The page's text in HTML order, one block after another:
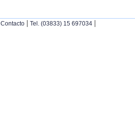
Contacto | Tel. (03833) 15 697034 |